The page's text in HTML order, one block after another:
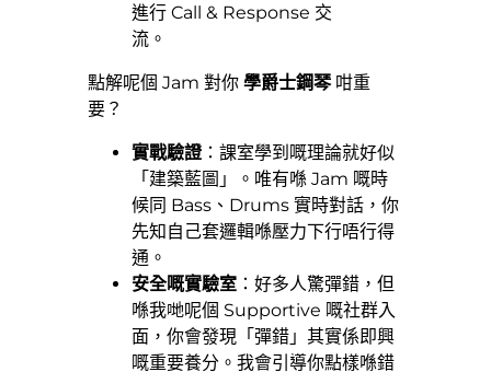
進行 Call & Response 交
流。
點解呢個 Jam 對你 學爵士鋼琴咁重
要？
實戰驗證：課室學到嘅理論就好似
「建築藍圖」。唯有喺 Jam 嘅時
候同 Bass、Drums 實時對話，你
先知自己套邏輯喺壓力下行唔行得
通。
安全嘅實驗室 ：好多人驚彈錯，但
喺我哋呢個 Supportive 嘅社群入
面，你會發現「彈錯」其實係即興
嘅重要養分。我會引導你點樣喺錯